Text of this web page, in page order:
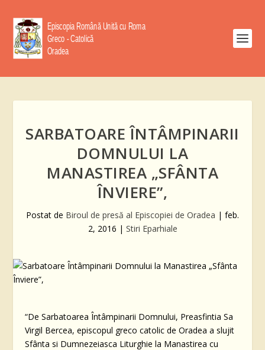
SARBATOARE ÎNTÂMPINARII
DOMNULUI LA
MANASTIREA „SFÂNTA
ÎNVIERE”,
Postat de Biroul de presă al Episcopiei de Oradea | feb.
2, 2016 | Stiri Eparhiale
“De Sarbatoarea Întâmpinarii Domnului, Preasfintia Sa
Virgil Bercea, episcopul greco catolic de Oradea a slujit
Sfânta si Dumnezeiasca Liturghie la Manastirea cu